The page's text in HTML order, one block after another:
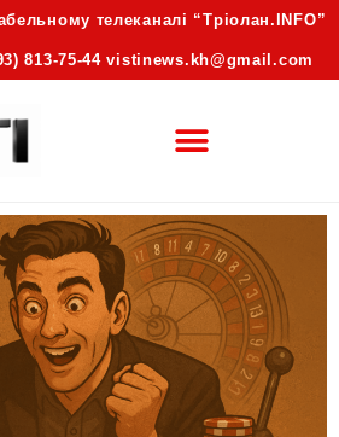
телеканалі “Трiолан.INFO”
813-75-44 vistinews.kh@gmail.com